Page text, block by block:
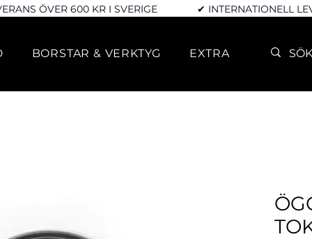
ÖVER 600 KR I SVERIGE ✔ INTERNATIONELL
BORSTAR & VERKTYG EXTRA